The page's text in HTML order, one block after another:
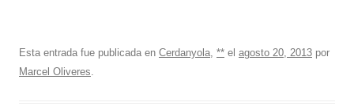
Esta entrada fue publicada en Cerdanyola, ** el agosto 20, 2013 por
Marcel Oliveres.